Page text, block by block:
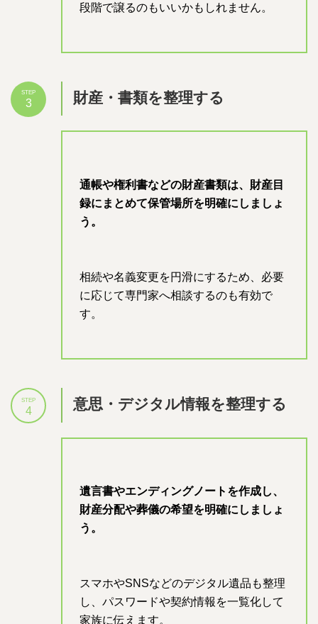
段階で譲るのもいいかもしれません。
財産・書類を整理する
通帳や権利書などの財産書類は、財産目
録にまとめて保管場所を明確にしましょ
う。
相続や名義変更を円滑にするため、必要
に応じて専門家へ相談するのも有効で
す。
STEP
3
意思・デジタル情報を整理する
遺言書やエンディングノートを作成し、
財産分配や葬儀の希望を明確にしましょ
う。
スマホやSNSなどのデジタル遺品も整理
し、パスワードや契約情報を一覧化して
家族に伝えます。
STEP
4